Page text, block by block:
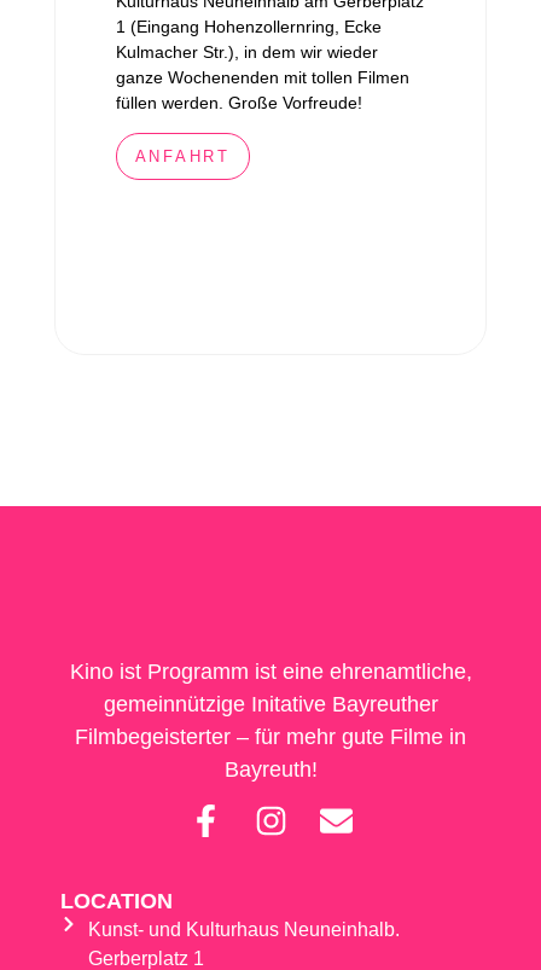
1 (Eingang Hohenzollernring, Ecke
Kulmacher Str.), in dem wir wieder
ganze Wochenenden mit tollen Filmen
füllen werden. Große Vorfreude!
ANFAHRT
Kino ist Programm ist eine ehrenamtliche,
gemeinnützige Initative Bayreuther
Filmbegeisterter – für mehr gute Filme in
Bayreuth!
LOCATION
Kunst- und Kulturhaus Neuneinhalb.
Gerberplatz 1